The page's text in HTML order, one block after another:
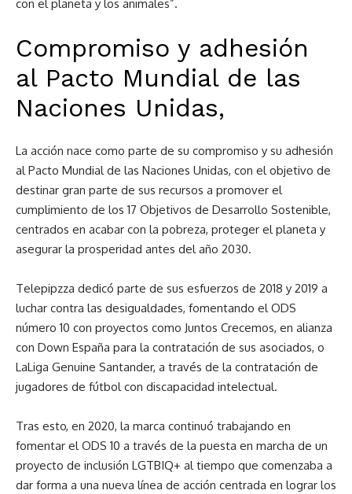
con el planeta y los animales”.
Compromiso y adhesión
al Pacto Mundial de las
Naciones Unidas,
La acción nace como parte de su compromiso y su adhesión
al Pacto Mundial de las Naciones Unidas, con el objetivo de
destinar gran parte de sus recursos a promover el
cumplimiento de los 17 Objetivos de Desarrollo Sostenible,
centrados en acabar con la pobreza, proteger el planeta y
asegurar la prosperidad antes del año 2030.
Telepipzza dedicó parte de sus esfuerzos de 2018 y 2019 a
luchar contra las desigualdades, fomentando el ODS
número 10 con proyectos como Juntos Crecemos, en alianza
con Down España para la contratación de sus asociados, o
LaLiga Genuine Santander, a través de la contratación de
jugadores de fútbol con discapacidad intelectual.
Tras esto, en 2020, la marca continuó trabajando en
fomentar el ODS 10 a través de la puesta en marcha de un
proyecto de inclusión LGTBIQ+ al tiempo que comenzaba a
dar forma a una nueva línea de acción centrada en lograr los